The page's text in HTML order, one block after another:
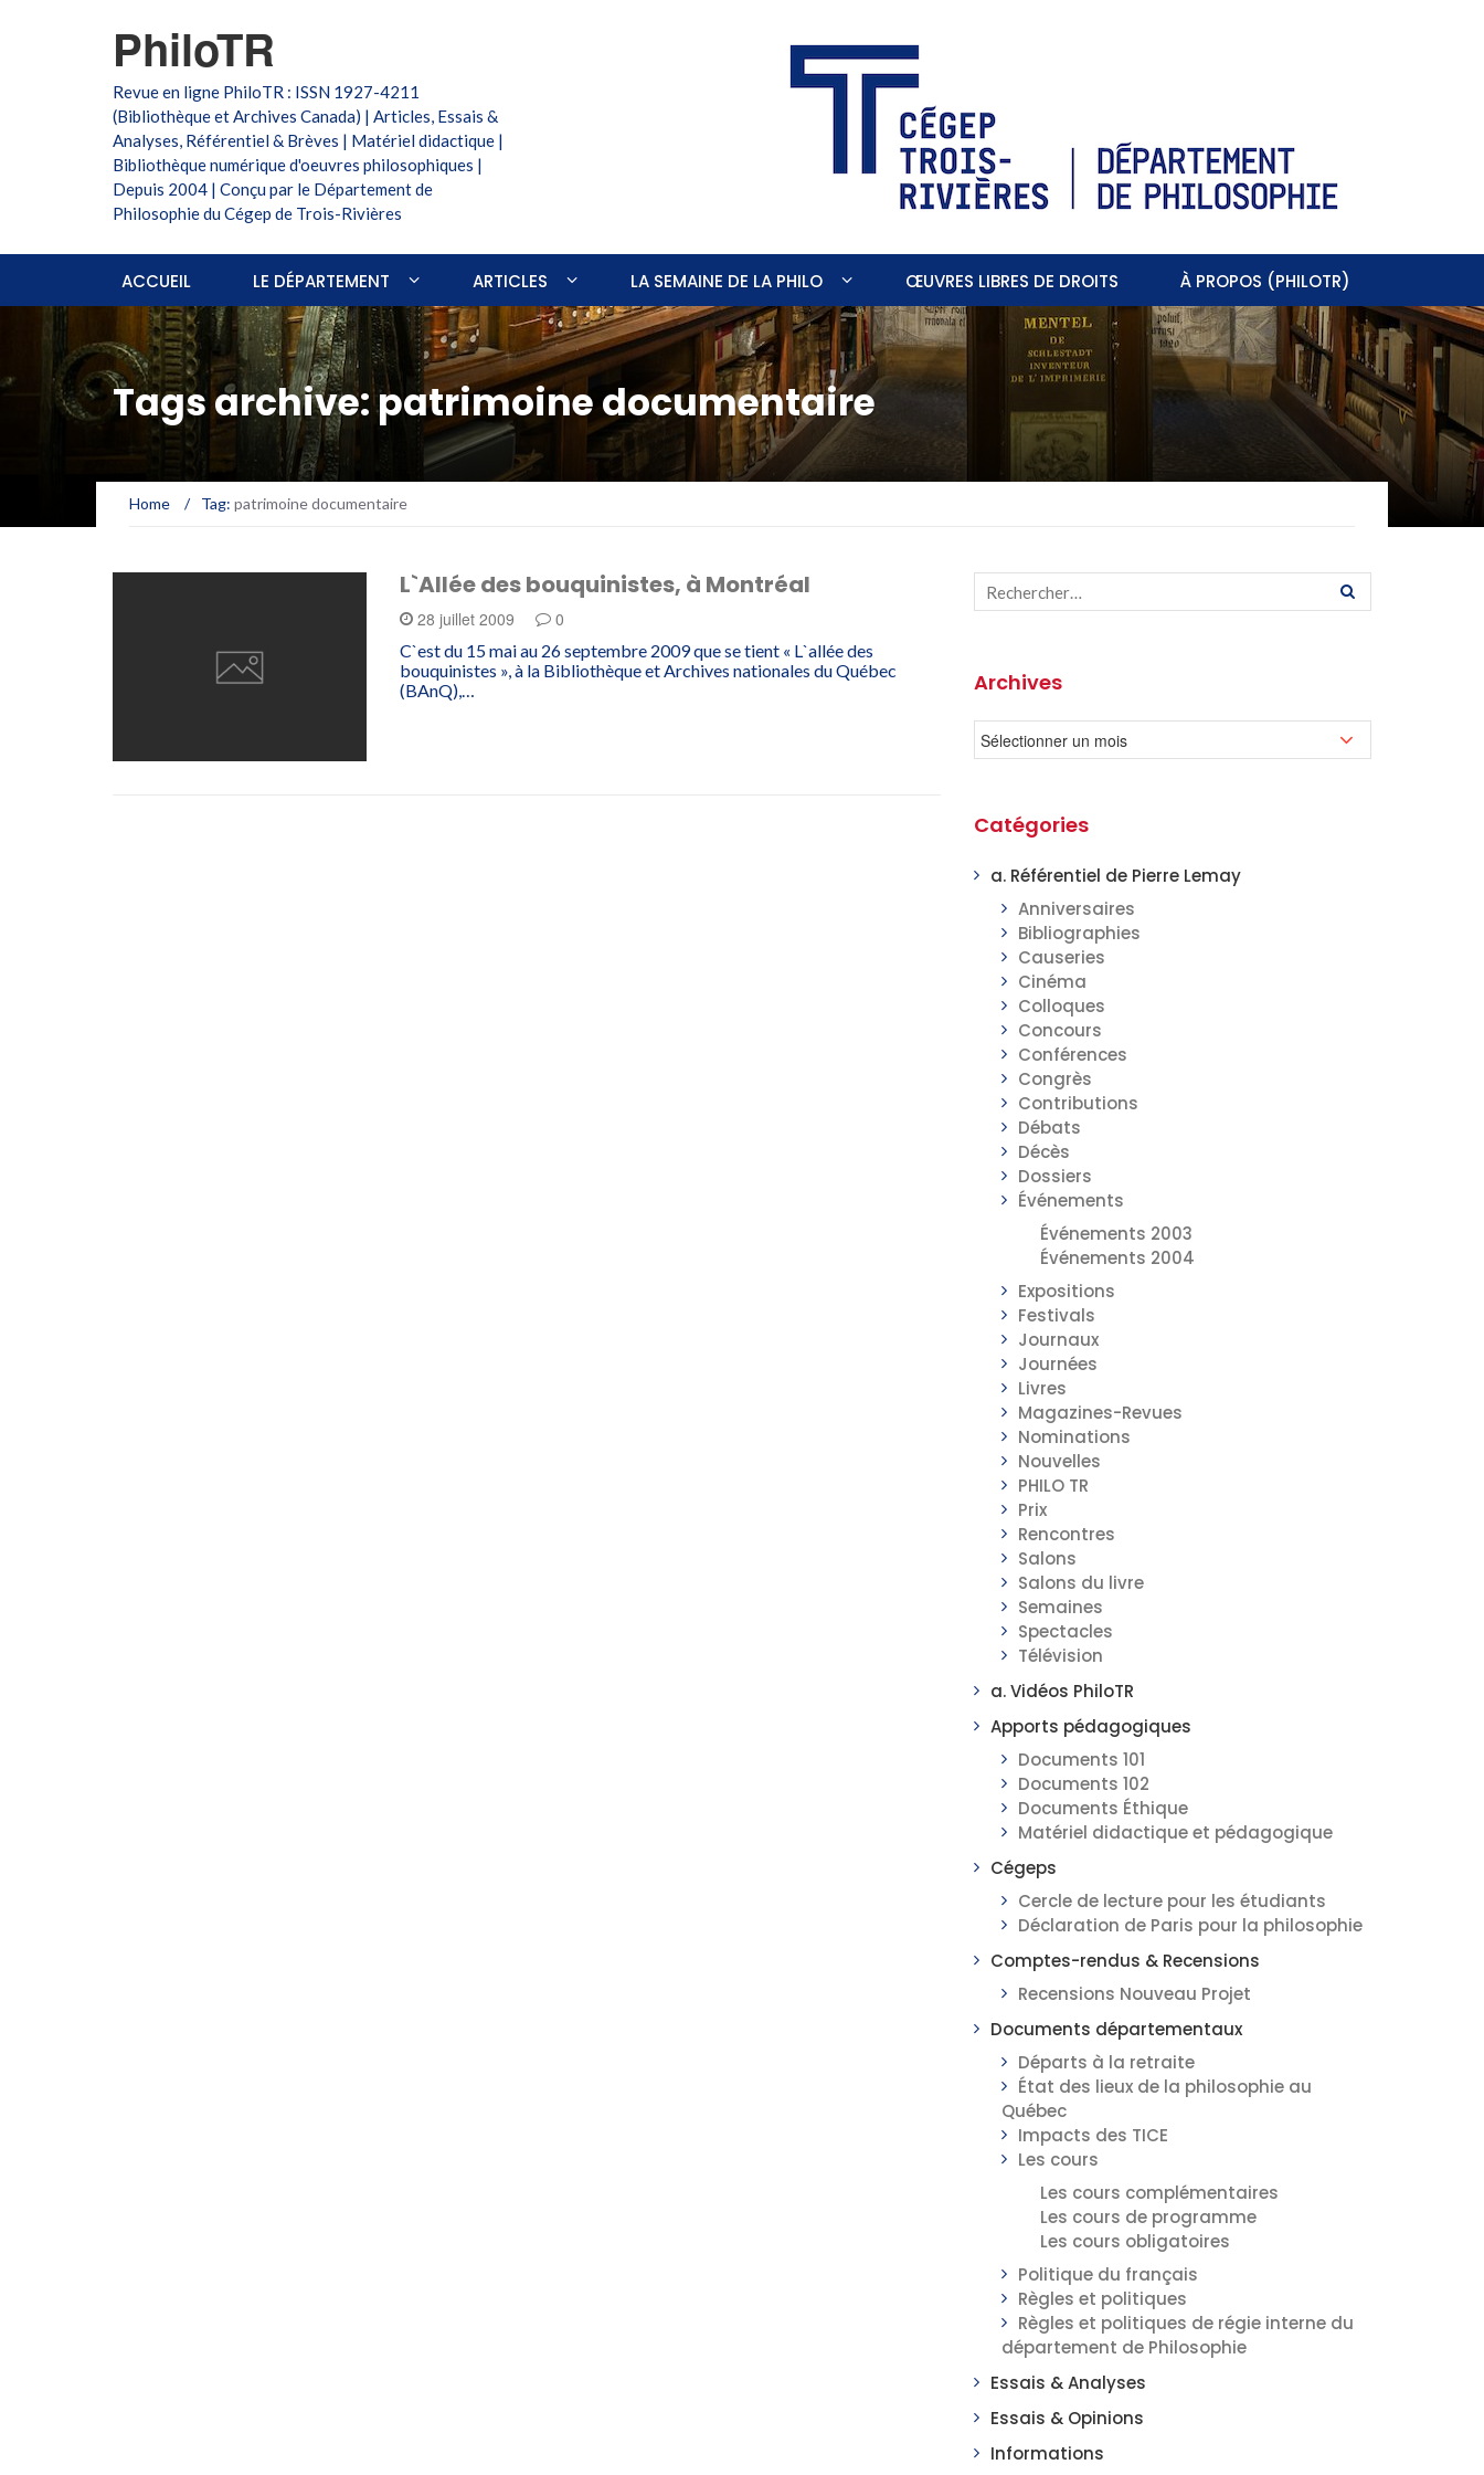
PhiloTR
Revue en ligne PhiloTR : ISSN 1927-4211
(Bibliothèque et Archives Canada) | Articles, Essais &
Analyses, Référentiel & Brèves | Matériel didactique |
Bibliothèque numérique d'oeuvres philosophiques |
Depuis 2004 | Conçu par le Département de
Philosophie du Cégep de Trois-Rivières
ACCUEIL LE DÉPARTEMENT ARTICLES LA SEMAINE DE LA PHILO ŒUVRES LIBRES DE DROITS À PROPOS (PHILOTR)
Tags archive: patrimoine documentaire
Home / Tag: patrimoine documentaire
L`Allée des bouquinistes, à Montréal
28 juillet 2009 0
C`est du 15 mai au 26 septembre 2009 que se tient « L`allée des
bouquinistes », à la Bibliothèque et Archives nationales du Québec
(BAnQ),…
Archives
Catégories
a. Référentiel de Pierre Lemay
Anniversaires
Bibliographies
Causeries
Cinéma
Colloques
Concours
Conférences
Congrès
Contributions
Débats
Décès
Dossiers
Événements
Événements 2003
Événements 2004
Expositions
Festivals
Journaux
Journées
Livres
Magazines-Revues
Nominations
Nouvelles
PHILO TR
Prix
Rencontres
Salons
Salons du livre
Semaines
Spectacles
Télévision
a. Vidéos PhiloTR
Apports pédagogiques
Documents 101
Documents 102
Documents Éthique
Matériel didactique et pédagogique
Cégeps
Cercle de lecture pour les étudiants
Déclaration de Paris pour la philosophie
Comptes-rendus & Recensions
Recensions Nouveau Projet
Documents départementaux
Départs à la retraite
État des lieux de la philosophie au
Québec
Impacts des TICE
Les cours
Les cours complémentaires
Les cours de programme
Les cours obligatoires
Politique du français
Règles et politiques
Règles et politiques de régie interne du
département de Philosophie
Essais & Analyses
Essais & Opinions
Informations